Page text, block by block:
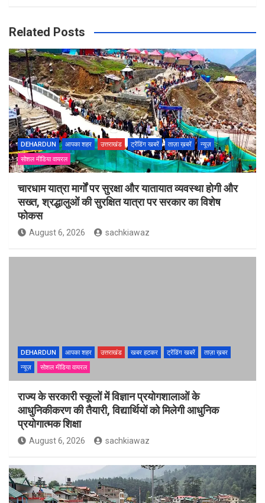
Related Posts
DEHARDUN आपका शहर उत्तराखंड ट्रेंडिंग खबरें ताज़ा ख़बरें
न्यूज़
सोशल मीडिया वायरल
चारधाम यात्रा मार्गों पर सुरक्षा और यातायात व्यवस्था होगी और
सख्त, श्रद्धालुओं की सुरक्षित यात्रा पर सरकार का विशेष
फोकस
August 6, 2026 sachkiawaz
DEHARDUN आपका शहर उत्तराखंड खबर हटकर ट्रेंडिंग खबरें
ताज़ा ख़बर
न्यूज़
सोशल मीडिया वायरल
राज्य के सरकारी स्कूलों में विज्ञान प्रयोगशालाओं के
आधुनिकीकरण की तैयारी, विद्यार्थियों को मिलेगी आधुनिक
प्रयोगात्मक शिक्षा
August 6, 2026 sachkiawaz